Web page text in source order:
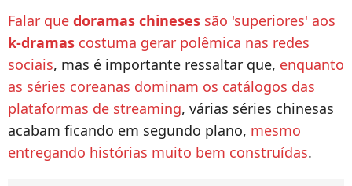
Falar que doramas chineses são 'superiores' aos
k-dramas costuma gerar polêmica nas redes
sociais, mas é importante ressaltar que, enquanto
as séries coreanas dominam os catálogos das
plataformas de streaming, várias séries chinesas
acabam ficando em segundo plano, mesmo
entregando histórias muito bem construídas.